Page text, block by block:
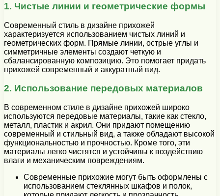
1. Чистые линии и геометрические формы
Современный стиль в дизайне прихожей
характеризуется использованием чистых линий и
геометрических форм. Прямые линии, острые углы и
симметричные элементы создают четкую и
сбалансированную композицию. Это помогает придать
прихожей современный и аккуратный вид.
2. Использование передовых материалов
В современном стиле в дизайне прихожей широко
используются передовые материалы, такие как стекло,
металл, пластик и акрил. Они придают помещению
современный и стильный вид, а также обладают высокой
функциональностью и прочностью. Кроме того, эти
материалы легко чистятся и устойчивы к воздействию
влаги и механическим повреждениям.
Современные прихожие могут быть оформлены с
использованием стеклянных шкафов и полок,